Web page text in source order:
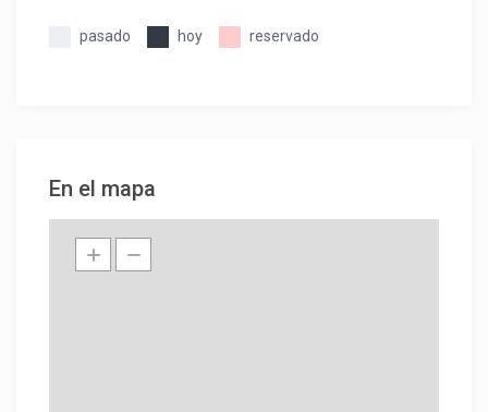
pasado hoy reservado
En el mapa